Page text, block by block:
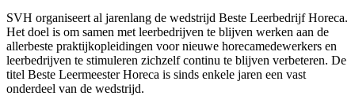
SVH organiseert al jarenlang de wedstrijd Beste Leerbedrijf Horeca.
Het doel is om samen met leerbedrijven te blijven werken aan de
allerbeste praktijkopleidingen voor nieuwe horecamedewerkers en
leerbedrijven te stimuleren zichzelf continu te blijven verbeteren. De
titel Beste Leermeester Horeca is sinds enkele jaren een vast
onderdeel van de wedstrijd.